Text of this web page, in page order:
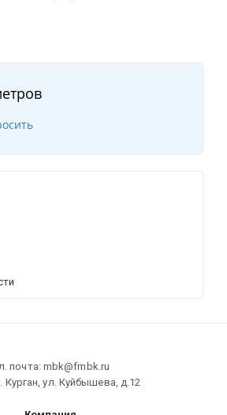
почта: mbk@fmbk.ru
Курган, ул. Куйбышева, д.12